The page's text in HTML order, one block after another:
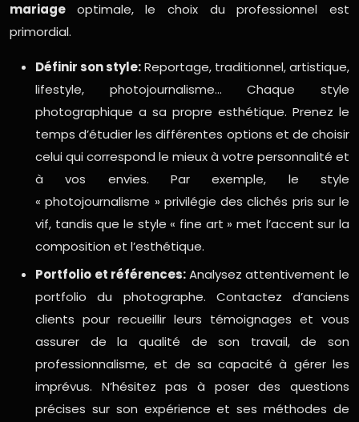
mariage optimale, le choix du professionnel est
primordial.
Définir son style:Reportage, traditionnel, artistique,
lifestyle, photojournalisme… Chaque style
photographique a sa propre esthétique. Prenez le
temps d’étudier les différentes options et de choisir
celui qui correspond le mieux à votre personnalité et
à vos envies. Par exemple, le style
« photojournalisme » privilégie des clichés pris sur le
vif, tandis que le style « fine art » met l’accent sur la
composition et l’esthétique.
Portfolio et références:Analysez attentivement le
portfolio du photographe. Contactez d’anciens
clients pour recueillir leurs témoignages et vous
assurer de la qualité de son travail, de son
professionnalisme, et de sa capacité à gérer les
imprévus. N’hésitez pas à poser des questions
précises sur son expérience et ses méthodes de